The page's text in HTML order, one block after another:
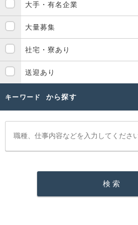
大手・有名企業
大量募集
社宅・寮あり
送迎あり
キーワード から探す